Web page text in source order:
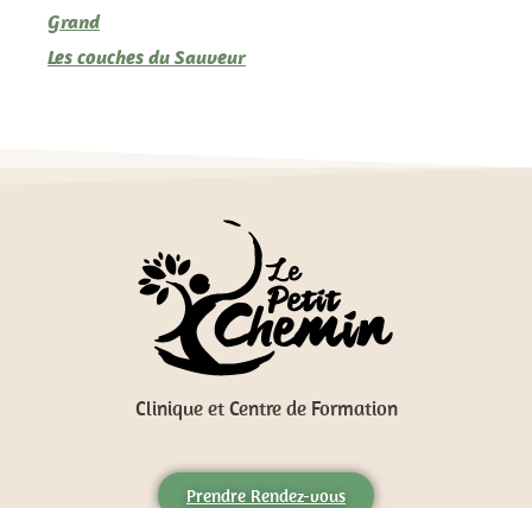
Grand
Les couches du Sauveur
Clinique et Centre de Formation
Prendre Rendez-vous